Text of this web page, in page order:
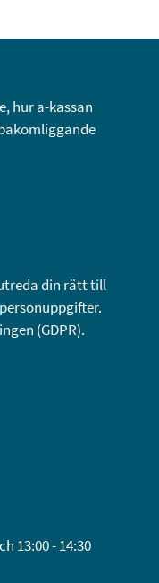
hur a-kassan
din rätt till
(GDPR).
13:00 - 14:30